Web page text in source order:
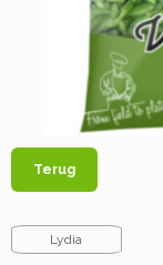
Terug
Lydia